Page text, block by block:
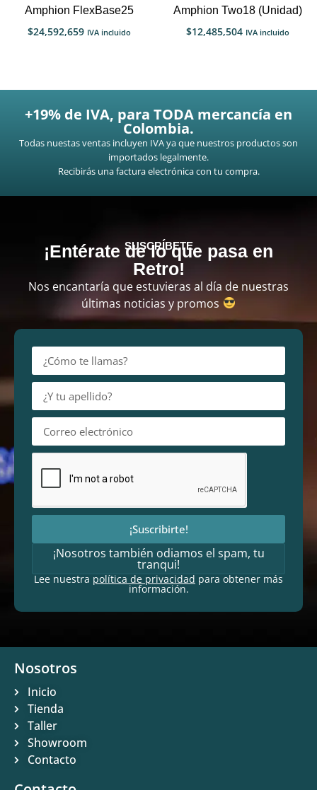
Amphion FlexBase25
$24,592,659 IVA incluido
Amphion Two18 (Unidad)
$12,485,504 IVA incluido
+19% de IVA, para TODA mercancía en
Colombia.
Todas nuestas ventas incluyen IVA ya que nuestros productos son
importados legalmente.
Recibirás una factura electrónica con tu compra.
SUSCRÍBETE
¡Entérate de lo que pasa en
Retro!
Nos encantaría que estuvieras al día de nuestras
últimas noticias y promos
¡Suscribirte!
¡Nosotros también odiamos el spam, tu
tranqui!
Lee nuestra política de privacidad para obtener más
información.
Nosotros
Inicio
Tienda
Taller
Showroom
Contacto